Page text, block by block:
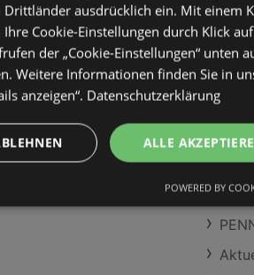
Lidl
ausdrücklich ein. Mit einem
Cookie-Einstellungen durch Klick auf
der „Cookie-Einstellungen“ unten
Weitere Informationen finden Sie in
anzeigen“. Datenschutzerklärung
ALLE
POWERED BY